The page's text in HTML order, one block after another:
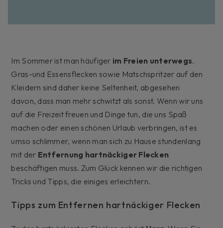
Im Sommer ist man häufiger im Freien unterwegs.
Gras-und Essensflecken sowie Matschspritzer auf den
Kleidern sind daher keine Seltenheit, abgesehen
davon, dass man mehr schwitzt als sonst. Wenn wir uns
auf die Freizeit freuen und Dinge tun, die uns Spaß
machen oder einen schönen Urlaub verbringen, ist es
umso schlimmer, wenn man sich zu Hause stundenlang
mit der Entfernung hartnäckiger Flecken
beschäftigen muss. Zum Glück kennen wir die richtigen
Tricks und Tipps, die einiges erleichtern.
Tipps zum Entfernen hartnäckiger Flecken